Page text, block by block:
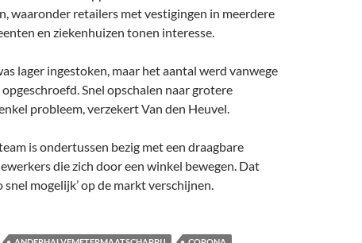
waaronder retailers met vestigingen in meerdere
en ziekenhuizen tonen interesse.
lager ingestoken, maar het aantal werd vanwege
opgeschroefd. Snel opschalen naar grotere
probleem, verzekert Van den Heuvel.
is ondertussen bezig met een draagbare
die zich door een winkel bewegen. Dat
snel mogelijk’ op de markt verschijnen.